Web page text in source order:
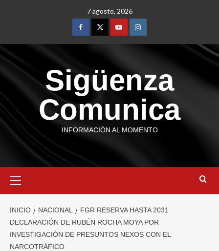
7 agosto, 2026
Sigüenza
Comunica
INFORMACIÓN AL MOMENTO
INICIO NACIONAL
FGR RESERVA HASTA 2031
DECLARACIÓN DE RUBÉN ROCHA MOYA POR
INVESTIGACIÓN DE PRESUNTOS NEXOS CON EL
NARCOTRÁFICO